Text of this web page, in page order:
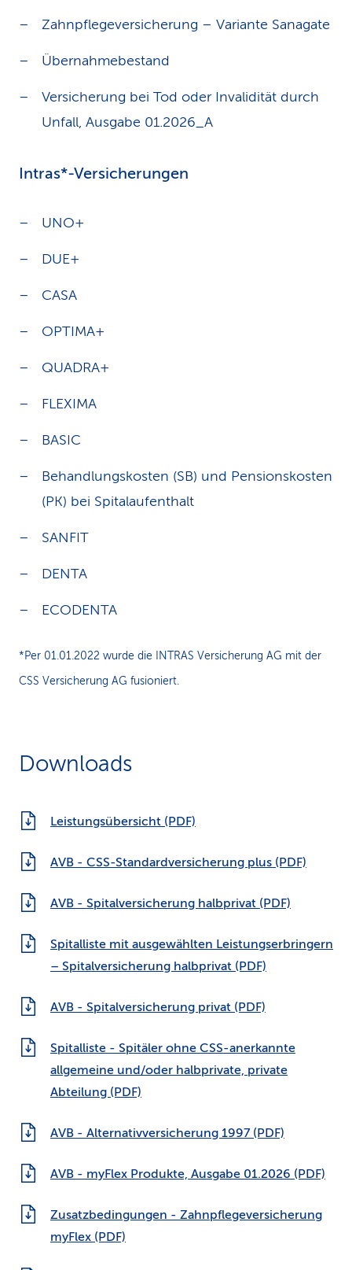
Zahnpflegeversicherung – Variante Sanagate
Übernahmebestand
Versicherung bei Tod oder Invalidität durch
Unfall, Ausgabe 01.2026_A
Intras*-Versicherungen
UNO+
DUE+
CASA
OPTIMA+
QUADRA+
FLEXIMA
BASIC
Behandlungskosten (SB) und Pensionskosten
(PK) bei Spitalaufenthalt
SANFIT
DENTA
ECODENTA
*Per 01.01.2022 wurde die INTRAS Versicherung AG mit der
CSS Versicherung AG fusioniert.
Downloads
Leistungsübersicht (PDF)
AVB - CSS-Standardversicherung plus (PDF)
AVB - Spitalversicherung halbprivat (PDF)
Spitalliste mit ausgewählten Leistungserbringern
– Spitalversicherung halbprivat (PDF)
AVB - Spitalversicherung privat (PDF)
Spitalliste - Spitäler ohne CSS-anerkannte
allgemeine und/oder halbprivate, private
Abteilung (PDF)
AVB - Alternativversicherung 1997 (PDF)
AVB - myFlex Produkte, Ausgabe 01.2026 (PDF)
Zusatzbedingungen - Zahnpflegeversicherung
myFlex (PDF)